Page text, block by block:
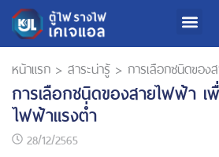
หน้าแรก > สาระน่ารู้ > การเลือกชนิดของสายไ
การเลือกชนิดของสายไฟฟ้า เ
ไฟฟ้าแรงต่ำ
28/12/2565